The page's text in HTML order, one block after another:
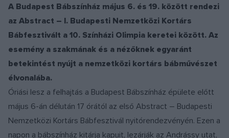
A Budapest Bábszínház május 6. és 19. között rendezi
az Abstract – I. Budapesti Nemzetközi Kortárs
Bábfesztivált a 10. Színházi Olimpia keretei között. Az
esemény a szakmának és a nézőknek egyaránt
betekintést nyújt a nemzetközi kortárs bábművészet
élvonalába.
Óriási lesz a felhajtás a Budapest Bábszínház épülete előtt
május 6-án délután 17 órától az első Abstract – Budapesti
Nemzetközi Kortárs Bábfesztivál nyitórendezvényén. Ezen a
napon a bábszínház kitárja kapuit, lezárják az Andrássy utat,